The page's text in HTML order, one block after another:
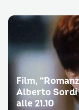
Film,
Alberto Sordi
alle 21.10